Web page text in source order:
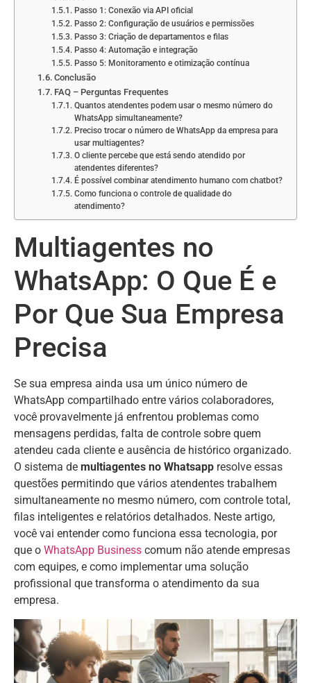
Passo 1: Conexão via API oficial
Passo 2: Configuração de usuários e permissões
Passo 3: Criação de departamentos e filas
Passo 4: Automação e integração
Passo 5: Monitoramento e otimização contínua
Conclusão
FAQ – Perguntas Frequentes
Quantos atendentes podem usar o mesmo número do
WhatsApp simultaneamente?
Preciso trocar o número de WhatsApp da empresa para
usar multiagentes?
O cliente percebe que está sendo atendido por
atendentes diferentes?
É possível combinar atendimento humano com chatbot?
Como funciona o controle de qualidade do
atendimento?
Multiagentes no
WhatsApp: O Que É e
Por Que Sua Empresa
Precisa
Se sua empresa ainda usa um único número de
WhatsApp compartilhado entre vários colaboradores,
você provavelmente já enfrentou problemas como
mensagens perdidas, falta de controle sobre quem
atendeu cada cliente e ausência de histórico organizado.
O sistema de multiagentes no Whatsapp resolve essas
questões permitindo que vários atendentes trabalhem
simultaneamente no mesmo número, com controle total,
filas inteligentes e relatórios detalhados. Neste artigo,
você vai entender como funciona essa tecnologia, por
que o WhatsApp Business comum não atende empresas
com equipes, e como implementar uma solução
profissional que transforma o atendimento da sua
empresa.